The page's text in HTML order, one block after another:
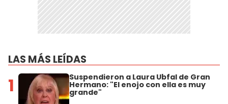
LAS MÁS LEÍDAS
1 Suspendieron a Laura Ubfal de Gran
Hermano: "El enojo con ella es muy
grande"